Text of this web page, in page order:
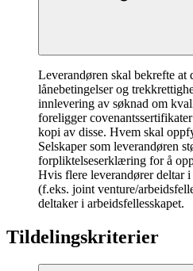
Leverandøren skal bekrefte
lånebetingelser og
innlevering av søknad om
foreligger
kopi av disse. Hvem skal
Selskaper som leverandøren
forpliktelseserklæring for å
Hvis flere leverandører deltar
(f.eks. joint venture/
deltaker i arbeidsfellesskapet.
Tildelingskriterier